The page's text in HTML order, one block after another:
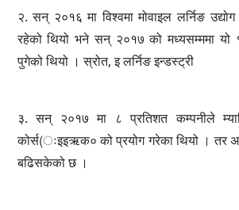
२. सन् २०१६ मा विश्वमा मोवाइल लर्निङ
रहेको थियो भने सन् २०१७ को मध्यसम्ममा यो
पुगेको थियो । स्रोत, इ लर्निङ इन्डस्ट्री
३. सन् २०१७ मा ८ प्रतिशत कम्पनीले
कोर्स(ःइइऋक० को प्रयोग गरेका थियो । तर
बढिसकेको छ ।